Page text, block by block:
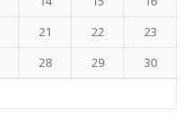
21 22
23
28 29
30